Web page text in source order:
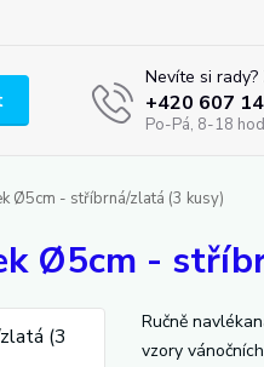
Nevíte si
+420 607
Po-Pá, 8-18
Ø5cm - stříbrná/zlatá (3 kusy)
Ø5cm -
Ručně
vzory